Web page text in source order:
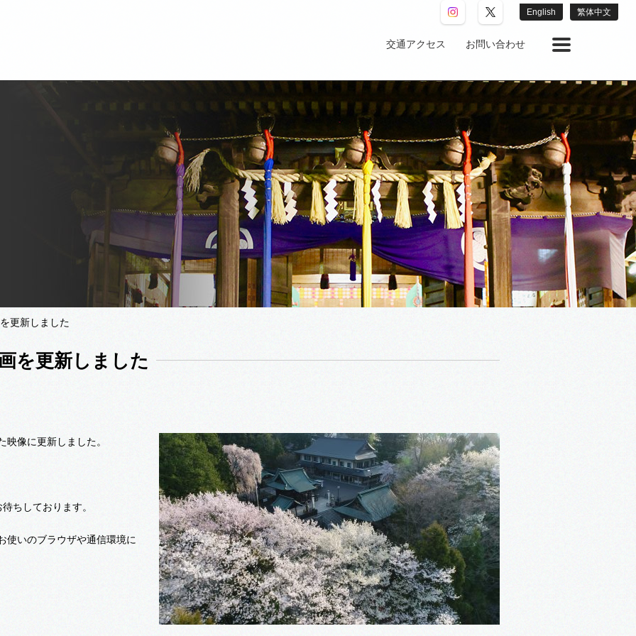
交通アクセス お問い合わせ
English 繁体中文
更新しました
を更新しました
像に更新しました。
ちしております。
いのブラウザや通信環境に